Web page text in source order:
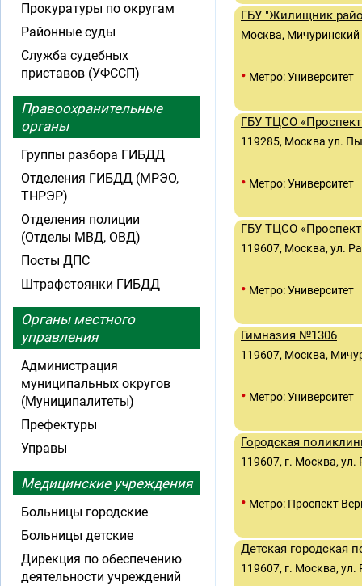
ГБУ "Жилищник
Москва, Мичуринский
• Метро: Университет
ГБУ ТЦСО
119285, Москва ул.
• Метро: Университет
ГБУ ТЦСО
119607, Москва, ул.
• Метро: Университет
Гимназия №1306
119607, Москва,
• Метро: Университет
Городская
119607, г. Москва, ул.
• Метро: Проспект
Детская городская
119607, г. Москва, ул.
Прокуратуры по округам
Районные суды
Служба судебных
приставов (УФССП)
Правоохранительные
органы
Группы разбора ГИБДД
Отделения ГИБДД (МРЭО,
ТНРЭР)
Отделения полиции
(Отделы МВД, ОВД)
Посты ДПС
Штрафстоянки ГИБДД
Органы местного
управления
Администрация
муниципальных округов
(Муниципалитеты)
Префектуры
Управы
Медицинские учреждения
Больницы городские
Больницы детские
Дирекция по обеспечению
деятельности учреждений